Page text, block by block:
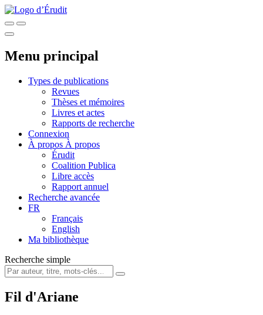
Menu principal
Types de publications
Revues
Thèses et mémoires
Livres et actes
Rapports de recherche
Connexion
À propos À propos
Érudit
Coalition Publica
Libre accès
Rapport annuel
Recherche avancée
FR
Français
English
Ma bibliothèque
Recherche simple
Fil d'Ariane